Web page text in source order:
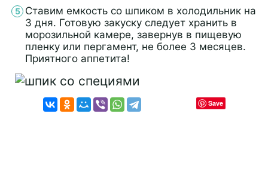
Ставим емкость со шпиком в холодильник на
3 дня. Готовую закуску следует хранить в
морозильной камере, завернув в пищевую
пленку или пергамент, не более 3 месяцев.
Приятного аппетита!
Save